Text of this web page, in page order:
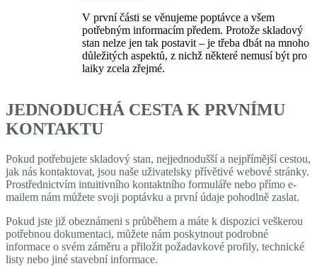
V první části se věnujeme poptávce a všem
potřebným informacím předem. Protože skladový
stan nelze jen tak postavit – je třeba dbát na mnoho
důležitých aspektů, z nichž některé nemusí být pro
laiky zcela zřejmé.
JEDNODUCHÁ CESTA K PRVNÍMU
KONTAKTU
Pokud potřebujete skladový stan, nejjednodušší a nejpřímější cestou,
jak nás kontaktovat, jsou naše uživatelsky přívětivé webové stránky.
Prostřednictvím intuitivního kontaktního formuláře nebo přímo e-
mailem nám můžete svoji poptávku a první údaje pohodlně zaslat.
Pokud jste již obeznámeni s průběhem a máte k dispozici veškerou
potřebnou dokumentaci, můžete nám poskytnout podrobné
informace o svém záměru a přiložit požadavkové profily, technické
listy nebo jiné stavební informace.